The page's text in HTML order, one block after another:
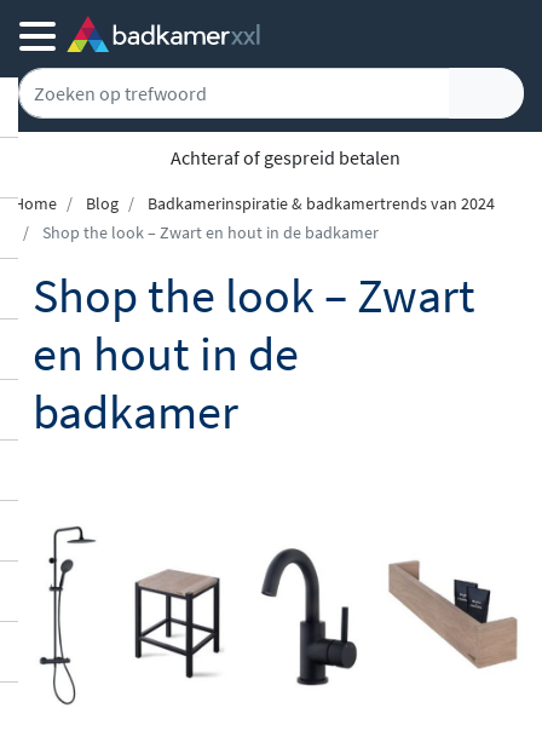
Achteraf of gespreid betalen
Home Blog
Badkamerinspiratie & badkamertrends van 2024
Shop the look – Zwart en hout in de badkamer
Shop the look – Zwart
en hout in de
badkamer